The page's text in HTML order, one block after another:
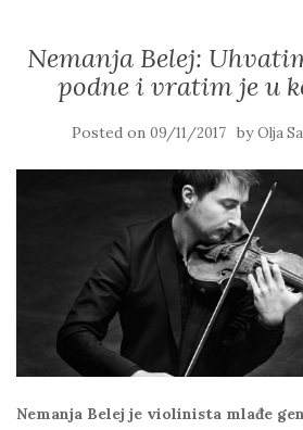
Nemanja Belej:
podne i vratim je u
Posted on 09/11/2017 byOlja
Nemanja Belej je violinista mlađe